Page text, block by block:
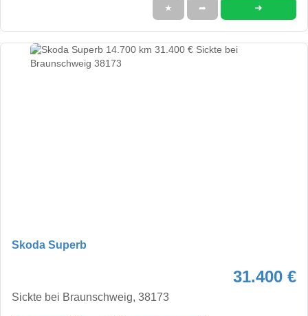
★ ➦ ➜
Skoda Superb
31.400 €
Sickte bei Braunschweig, 38173